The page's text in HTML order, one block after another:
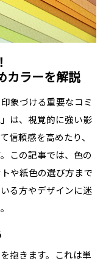
カラーを解説
象づける重要なコミ
は、視覚的に強い影
信頼感を高めたり、
この記事では、色の
や紙色の選び方まで
る方やデザインに迷
抱きます。これは単